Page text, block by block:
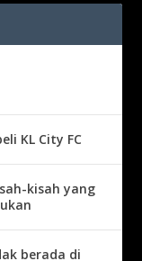
KL City FC
kisah yang
berada di